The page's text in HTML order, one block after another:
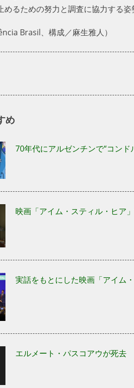
止めるための努力と調査に協力する
Brasil、構成／麻生雅人）
め
70年代にアルゼンチンで“コン
映画「アイム・スティル・ヒア
実話をもとにした映画「アイム
エルメート・パスコアウが死去